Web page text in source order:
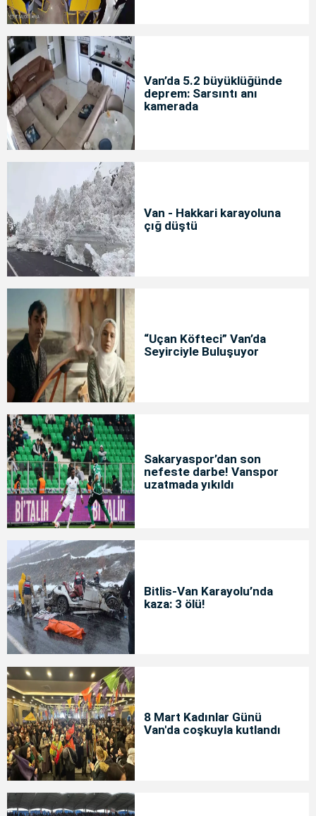
Van’da 5.2 büyüklüğünde
deprem: Sarsıntı anı
kamerada
Van - Hakkari karayoluna
çığ düştü
“Uçan Köfteci” Van’da
Seyirciyle Buluşuyor
Sakaryaspor’dan son
nefeste darbe! Vanspor
uzatmada yıkıldı
Bitlis-Van Karayolu’nda
kaza: 3 ölü!
8 Mart Kadınlar Günü
Van'da coşkuyla kutlandı